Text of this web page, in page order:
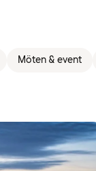
Möten & event